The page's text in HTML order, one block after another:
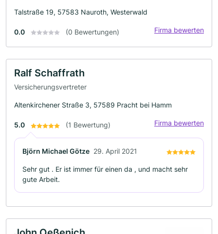
Talstraße 19, 57583 Nauroth, Westerwald
0.0 (0 Bewertungen) Firma bewerten
Ralf Schaffrath
Versicherungsvertreter
Altenkirchener Straße 3, 57589 Pracht bei Hamm
5.0 (1 Bewertung) Firma bewerten
Björn Michael Götze 29. April 2021
Sehr gut . Er ist immer für einen da , und macht sehr
gute Arbeit.